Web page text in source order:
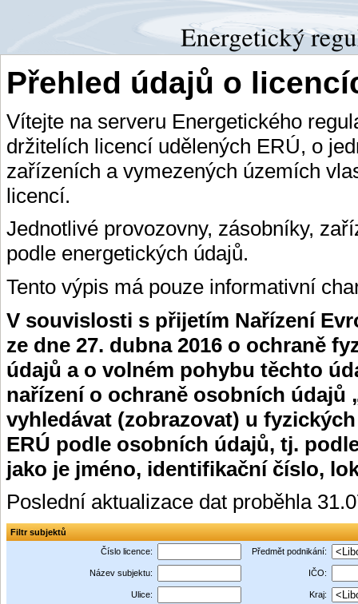
Přehled údajů o
Vítejte na serveru Energetického
držitelích licencí udělených ERÚ, o
zařízeních a vymezených územích
licencí.
Jednotlivé provozovny, zásobníky,
podle energetických údajů.
Tento výpis má pouze informativní
V souvislosti s přijetím Nařízení
ze dne 27. dubna 2016 o ochraně
údajů a o volném pohybu těchto
nařízení o ochraně osobních údajů
vyhledávat (zobrazovat) u
ERÚ podle osobních údajů, tj.
jako je jméno, identifikační číslo,
Poslední aktualizace dat proběhla
Filtr subjektů
Číslo licence:
Předmět podnikání:
Název subjektu: IČO:
Ulice: Kraj: